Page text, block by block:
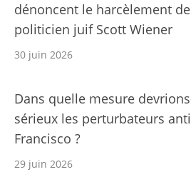
dénoncent le harcèlement
politicien juif Scott Wiener
30 juin 2026
Dans quelle mesure
sérieux les perturbateurs
Francisco ?
29 juin 2026